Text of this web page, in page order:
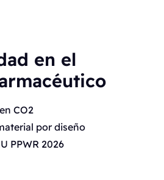
en el
CO2
por diseño
PPWR 2026